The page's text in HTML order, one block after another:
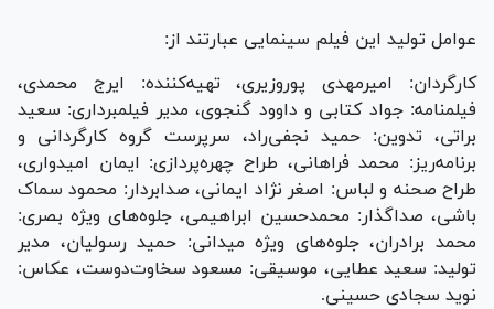
عوامل تولید این فیلم سینمایی عبارتند از:
کارگردان: امیرمهدی پوروزیری، تهیه‌کننده: ایرج محمدی،
فیلمنامه: جواد کتابی و داوود گنجوی، مدیر فیلمبرداری: سعید
براتی، تدوین: حمید نجفی‌راد، سرپرست گروه کارگردانی و
برنامه‌ریز: محمد فراهانی، طراح چهره‌پردازی: ایمان امیدواری،
طراح صحنه و لباس: اصغر نژاد ایمانی، صدابردار: محمود سماک
باشی، صداگذار: محمدحسین ابراهیمی، جلوه‌های ویژه بصری:
محمد برادران، جلوه‌های ویژه میدانی: حمید رسولیان، مدیر
تولید: سعید عطایی، موسیقی: مسعود سخاوت‌دوست، عکاس:
نوید سجادی حسینی.